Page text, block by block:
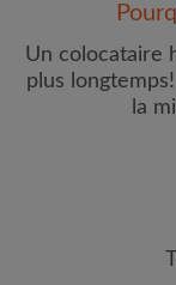
Prénom
Un colocataire
plus
la